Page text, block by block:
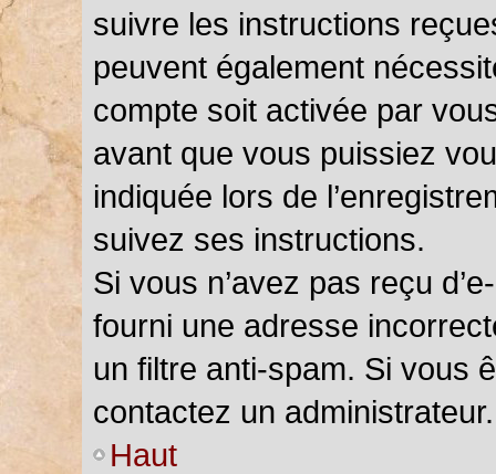
suivre les instructions
peuvent également
compte soit activée par
avant que vous puissiez
indiquée lors de
suivez ses instructions.
Si vous n’avez pas reçu
fourni une adresse
un filtre anti-spam. Si vous
contactez un administrateur.
Haut